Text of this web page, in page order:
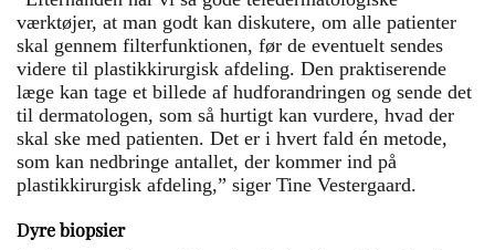
værktøjer, at man godt kan diskutere, om alle patienter
skal gennem filterfunktionen, før de eventuelt sendes
videre til plastikkirurgisk afdeling. Den praktiserende
læge kan tage et billede af hudforandringen og sende det
til dermatologen, som så hurtigt kan vurdere, hvad der
skal ske med patienten. Det er i hvert fald én metode,
som kan nedbringe antallet, der kommer ind på
plastikkirurgisk afdeling,” siger Tine Vestergaard.
Dyre biopsier